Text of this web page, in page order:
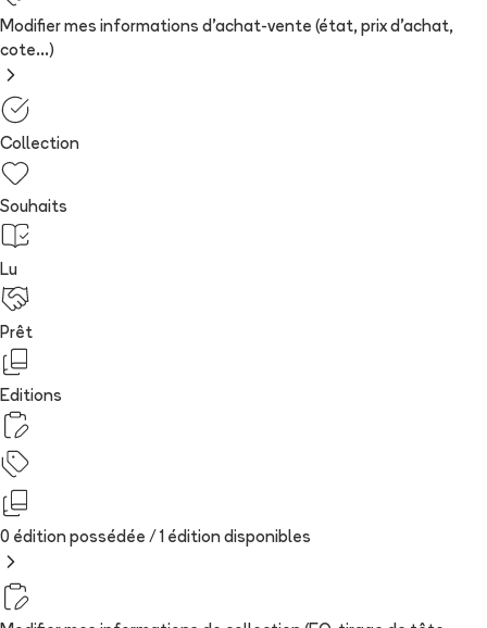
Modifier mes informations d'achat-vente (état, prix d'achat,
cote...)
Collection
Souhaits
Lu
Prêt
Editions
0 édition possédée / 1 édition disponibles